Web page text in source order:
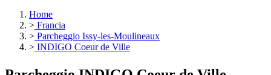
Home
> Francia
> Parcheggio Issy-les-Moulineaux
> INDIGO Coeur de Ville